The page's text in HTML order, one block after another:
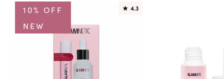
10% OFF
NEW
★ 4.3